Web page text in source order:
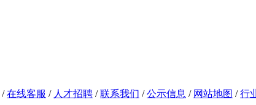
/在线客服 / 人才招聘 /联系我们 /公示信息 / 网站地图 /行